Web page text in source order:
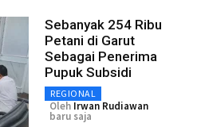
Sebanyak 254 Ribu
Petani di Garut
Sebagai Penerima
Pupuk Subsidi
REGIONAL
Oleh Irwan Rudiawan
baru saja